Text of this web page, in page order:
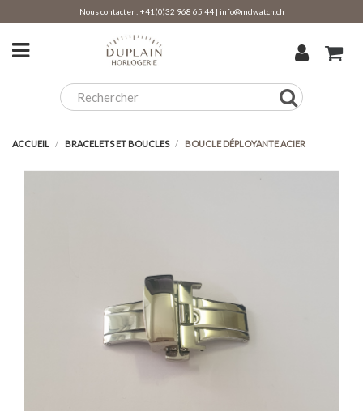
Nous contacter : +41(0)32 968 65 44| info@mdwatch.ch
ACCUEIL BRACELETS ET BOUCLES BOUCLE DÉPLOYANTE ACIER